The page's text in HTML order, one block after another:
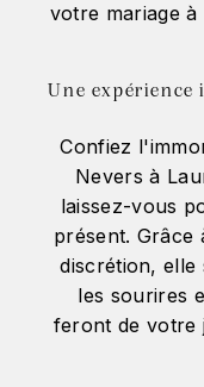
votre mariage
Une expérience
Confiez
Nevers à
laissez-vous
présent. Grâce
discrétion, elle
les sourires
feront de votre